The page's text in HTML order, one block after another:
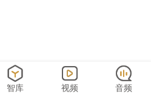
智库 视频 音频